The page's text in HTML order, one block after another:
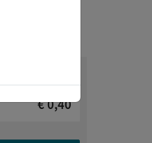
€ 0,40